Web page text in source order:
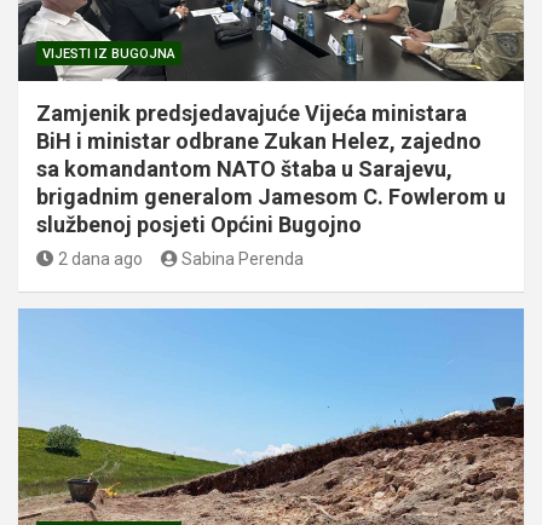
VIJESTI IZ BUGOJNA
Zamjenik predsjedavajuće Vijeća ministara
BiH i ministar odbrane Zukan Helez, zajedno
sa komandantom NATO štaba u Sarajevu,
brigadnim generalom Jamesom C. Fowlerom u
službenoj posjeti Općini Bugojno
2 dana ago Sabina Perenda